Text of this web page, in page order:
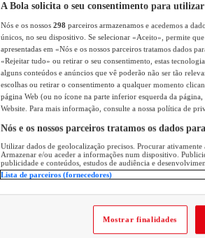
A Bola solicita o seu consentimento para utilizar
Nós e os nossos 298 parceiros armazenamos e acedemos a
únicos, no seu dispositivo. Se selecionar «Aceito», permite
apresentadas em «Nós e os nossos parceiros tratamos dados
«Rejeitar tudo» ou retirar o seu consentimento, estas
alguns conteúdos e anúncios que vê poderão não ser tão
escolhas ou retirar o consentimento a qualquer momento
página Web (ou no ícone na parte inferior esquerda da página,
Website. Para mais informação, consulte a nossa política de
Nós e os nossos parceiros tratamos os dados
Utilizar dados de geolocalização precisos. Procurar
Armazenar e/ou aceder a informações num dispositivo.
publicidade e conteúdos, estudos de audiência e
Lista de parceiros (fornecedores)
Mostrar finalidades